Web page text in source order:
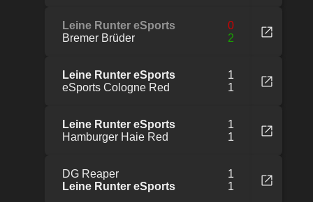
Leine Runter eSports
0
Bremer Brüder
2
Leine Runter eSports
1
eSports Cologne Red
1
Leine Runter eSports
1
Hamburger Haie Red
1
DG Reaper
1
Leine Runter eSports
1